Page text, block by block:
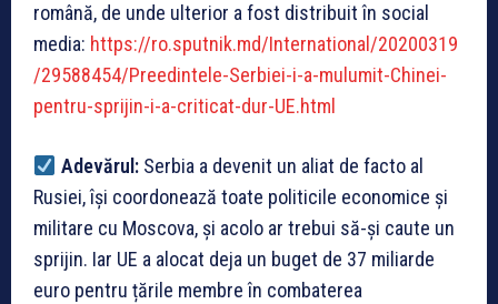
română, de unde ulterior a fost distribuit în social
media: https://ro.sputnik.md/International/20200319
/29588454/Preedintele-Serbiei-i-a-mulumit-Chinei-
pentru-sprijin-i-a-criticat-dur-UE.html
Adevărul:Serbia a devenit un aliat de facto al
Rusiei, își coordonează toate politicile economice și
militare cu Moscova, și acolo ar trebui să-și caute un
sprijin. Iar UE a alocat deja un buget de 37 miliarde
euro pentru țările membre în combaterea